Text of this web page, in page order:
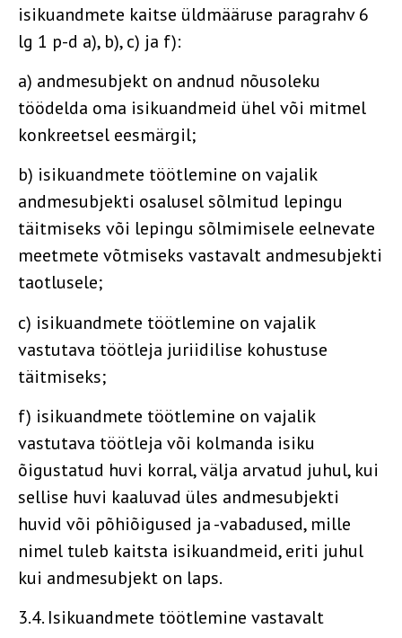
isikuandmete kaitse üldmääruse paragrahv 6
lg 1 p-d a), b), c) ja f):
a) andmesubjekt on andnud nõusoleku
töödelda oma isikuandmeid ühel või mitmel
konkreetsel eesmärgil;
b) isikuandmete töötlemine on vajalik
andmesubjekti osalusel sõlmitud lepingu
täitmiseks või lepingu sõlmimisele eelnevate
meetmete võtmiseks vastavalt andmesubjekti
taotlusele;
c) isikuandmete töötlemine on vajalik
vastutava töötleja juriidilise kohustuse
täitmiseks;
f) isikuandmete töötlemine on vajalik
vastutava töötleja või kolmanda isiku
õigustatud huvi korral, välja arvatud juhul, kui
sellise huvi kaaluvad üles andmesubjekti
huvid või põhiõigused ja -vabadused, mille
nimel tuleb kaitsta isikuandmeid, eriti juhul
kui andmesubjekt on laps.
3.4. Isikuandmete töötlemine vastavalt